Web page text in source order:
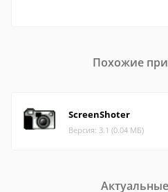
Похожие
ScreenShoter
Версия: 3.1 (0.04 МБ)